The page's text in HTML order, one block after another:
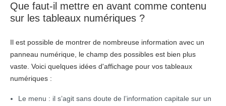
Que faut-il mettre en avant comme contenu
sur les tableaux numériques ?
Il est possible de montrer de nombreuse information avec un
panneau numérique, le champ des possibles est bien plus
vaste. Voici quelques idées d'affichage pour vos tableaux
numériques :
Le menu : il s’agit sans doute de l’information capitale sur un